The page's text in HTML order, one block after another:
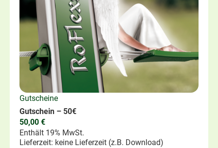
Gutscheine
Gutschein – 50€
50,00 €
Enthält 19% MwSt.
Lieferzeit: keine Lieferzeit (z.B. Download)